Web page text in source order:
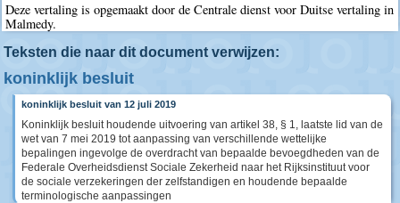
Deze vertaling is opgemaakt door de Centrale dienst voor Duitse vertaling in
Malmedy.
Teksten die naar dit document verwijzen:
koninklijk besluit
koninklijk besluit van 12 juli 2019
Koninklijk besluit houdende uitvoering van artikel 38, § 1, laatste lid van de
wet van 7 mei 2019 tot aanpassing van verschillende wettelijke
bepalingen ingevolge de overdracht van bepaalde bevoegdheden van de
Federale Overheidsdienst Sociale Zekerheid naar het Rijksinstituut voor
de sociale verzekeringen der zelfstandigen en houdende bepaalde
terminologische aanpassingen